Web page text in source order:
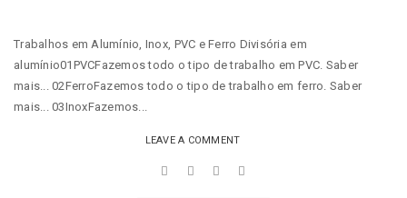
Trabalhos em Alumínio, Inox, PVC e Ferro Divisória em
alumínio01PVCFazemos todo o tipo de trabalho em PVC. Saber
mais... 02FerroFazemos todo o tipo de trabalho em ferro. Saber
mais... 03InoxFazemos...
LEAVE A COMMENT